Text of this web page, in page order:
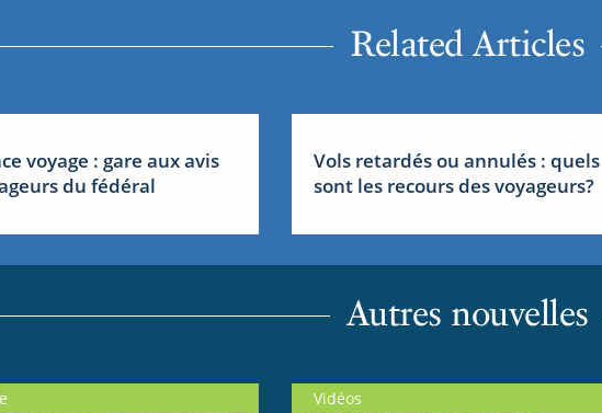
Related Articles
voyage : gare aux avis
du fédéral
Vols retardés ou annulés : quels
sont les recours des voyageurs?
Autres nouvelles
Vidéos